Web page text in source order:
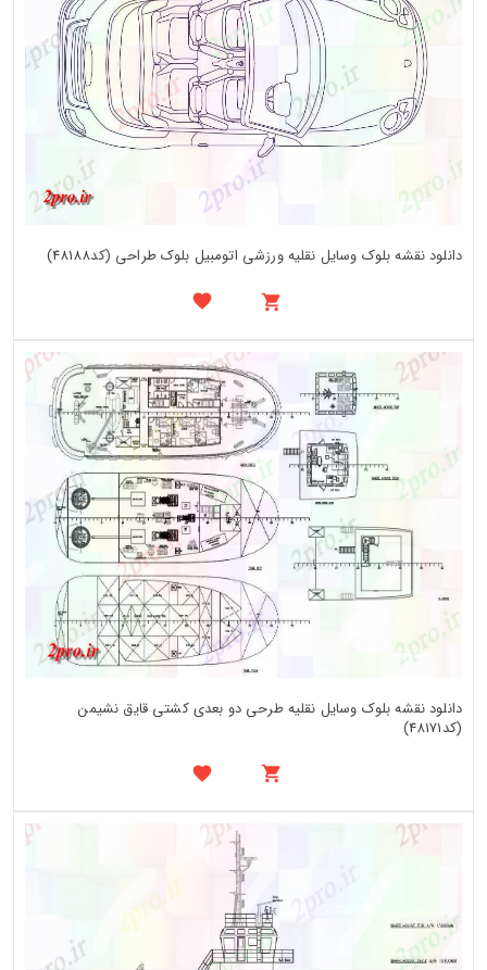
دانلود نقشه بلوک وسایل نقلیه ورزشی اتومبیل بلوک طراحی (کد48188)
دانلود نقشه بلوک وسایل نقلیه طرحی دو بعدی کشتی قایق نشیمن
(کد48171)